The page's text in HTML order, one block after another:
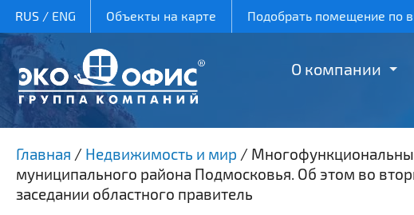
RUS/ ENG Объекты на карте Подобрать помещение по
О компании
Главная / Недвижимость и мир /
муниципального района Подмосковья. Об этом во
заседании областного правитель